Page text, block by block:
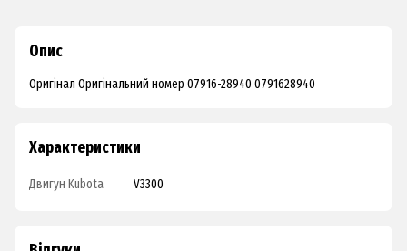
Опис
Оригінал Оригінальний номер 07916-28940 0791628940
Характеристики
Двигун Kubota V3300